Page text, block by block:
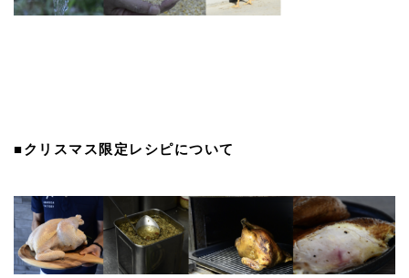
■クリスマス限定レシピについて